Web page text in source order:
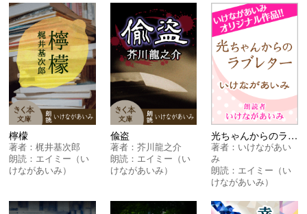
檸檬
著者：梶井基次郎
朗読： エイミー（い
けながあいみ）
偸盗
著者： 芥川龍之介
朗読： エイミー（い
けながあいみ）
光ちゃんからのラブレター
著者： いけながあい
み
朗読： エイミー（い
けながあいみ）